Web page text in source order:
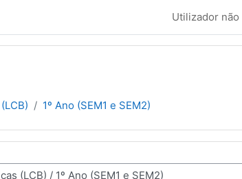
Utilizador
1º Ano (SEM1 e SEM2)